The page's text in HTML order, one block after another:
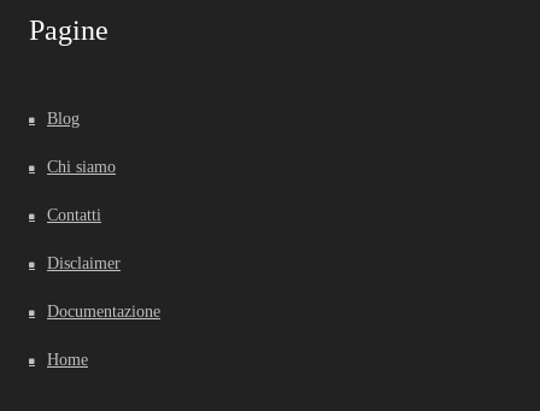
Pagine
Blog
Chi siamo
Contatti
Disclaimer
Documentazione
Home